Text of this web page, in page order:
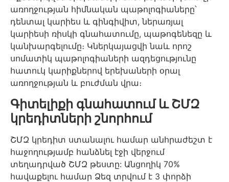
առողջության հիմնական պաթոլոգիաները՝
դենտալ կարիես և գինգիվիտ, ներառյալ
կարիեսի ռիսկի գնահատումը, պաթոգենեզը և
կանխարգելումը։ Կներկայացվի նաև որոշ
սոմատիկ պաթոլոգիաների ազդեցությունը
հատուկ կարիքներով երեխաների օրալ
առողջության և բուժման վրա։
Գիտելիքի գնահատում և ՇՄԶ
կրեդիտների շնորհում
ՇՄԶ կրեդիտ ստանալու համար անհրաժեշտ է
հաջողությամբ հանձնել էջի վերջում
տեղադրված ՇՄԶ թեստը: Անցողիկ 70%
հավաքելու համար Ձեզ տրվում է 3 փորձի